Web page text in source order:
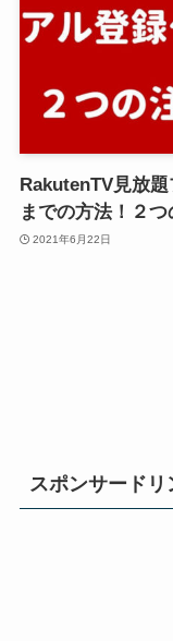
RakutenTV見放
までの方法！２
2021年6月22日
スポンサードリ